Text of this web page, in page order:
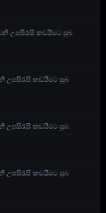
උපසිරැසි කඩයීමට සුබ
උපසිරැසි කඩයීමට සුබ
උපසිරැසි කඩයීමට සුබ
උපසිරැසි කඩයීමට සුබ